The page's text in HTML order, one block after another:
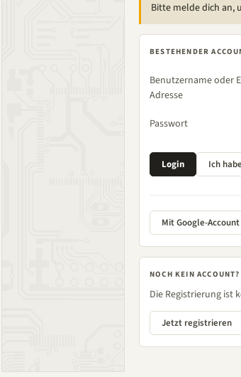
Bitte melde dich an,
BESTEHENDER
Benutzername oder
Adresse
Passwort
Mit Google-
NOCH KEIN ACCOUNT?
Die Registrierung ist
Jetzt registrieren